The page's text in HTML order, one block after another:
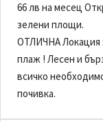
66 лв на месец
зелени площи.
ОТЛИЧНА Локация
плаж ! Лесен и
всичко
почивка.